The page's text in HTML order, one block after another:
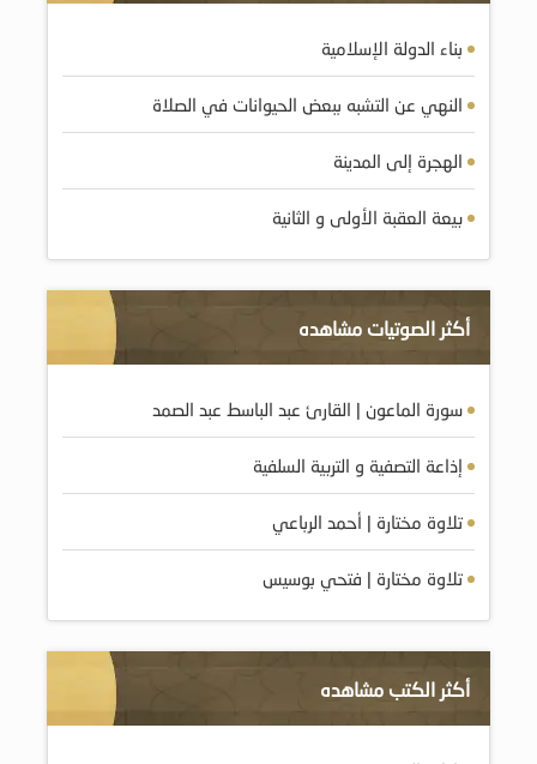
بناء الدولة الإسلامية
النهي عن التشبه ببعض الحيوانات في الصلاة
الهجرة إلى المدينة
بيعة العقبة الأولى و الثانية
أكثر الصوتيات مشاهده
سورة الماعون | القارئ عبد الباسط عبد الصمد
إذاعة التصفية و التربية السلفية
تلاوة مختارة | أحمد الرباعي
تلاوة مختارة | فتحي بوسيس
أكثر الكتب مشاهده